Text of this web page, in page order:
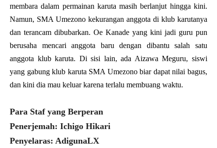
membara dalam permainan karuta masih berlanjut hingga kini.
Namun, SMA Umezono kekurangan anggota di klub karutanya
dan terancam dibubarkan. Oe Kanade yang kini jadi guru pun
berusaha mencari anggota baru dengan dibantu salah satu
anggota klub karuta. Di sisi lain, ada Aizawa Meguru, siswi
yang gabung klub karuta SMA Umezono biar dapat nilai bagus,
dan kini dia mau keluar karena terlalu membuang waktu.
Para Staf yang Berperan
Penerjemah: Ichigo Hikari
Penyelaras: AdigunaLX